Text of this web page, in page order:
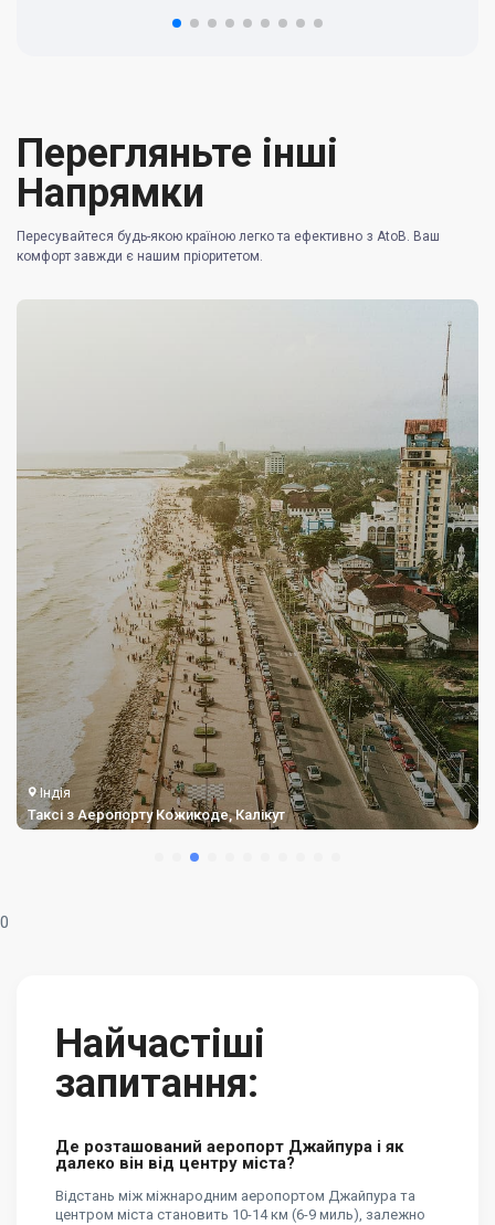
Перегляньте інші
Напрямки
Пересувайтеся будь-якою країною легко та ефективно з AtoB. Ваш
комфорт завжди є нашим пріоритетом.
Індія
Таксі з Аеропорту Кожикоде, Калікут
0
Найчастіші
запитання:
Де розташований аеропорт Джайпура і як
далеко він від центру міста?
Відстань між міжнародним аеропортом Джайпура та
центром міста становить 10-14 км (6-9 миль), залежно